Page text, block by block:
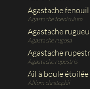
Agastache fenouil
Agastache foeniculum
Agastache
Agastache rugosa
Agastache
Agastache rupestris
Ail à boule étoilée
Allium chrstophii